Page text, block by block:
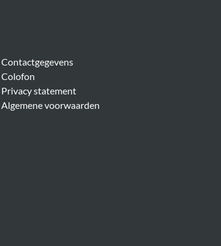
Contactgegevens
Colofon
Privacy statement
Algemene voorwaarden